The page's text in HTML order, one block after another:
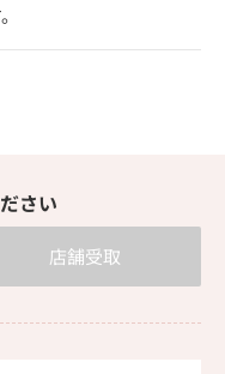
さい
店舗受取